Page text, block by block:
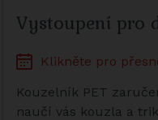
Vystoupení pro
Klikněte pro
Kouzelník PET
naučí vás kouzla a